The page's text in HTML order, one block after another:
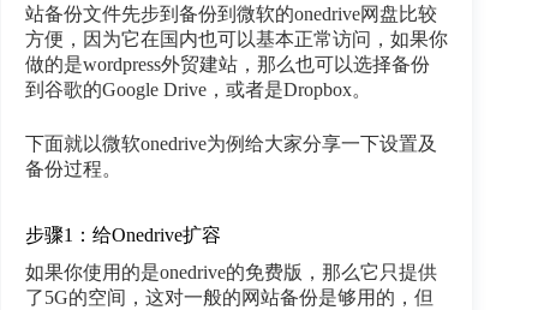
站备份文件先步到备份到微软的onedrive网盘比较
方便，因为它在国内也可以基本正常访问，如果你
做的是wordpress外贸建站，那么也可以选择备份
到谷歌的Google Drive，或者是Dropbox。
下面就以微软onedrive为例给大家分享一下设置及
备份过程。
步骤1：给Onedrive扩容
如果你使用的是onedrive的免费版，那么它只提供
了5G的空间，这对一般的网站备份是够用的，但